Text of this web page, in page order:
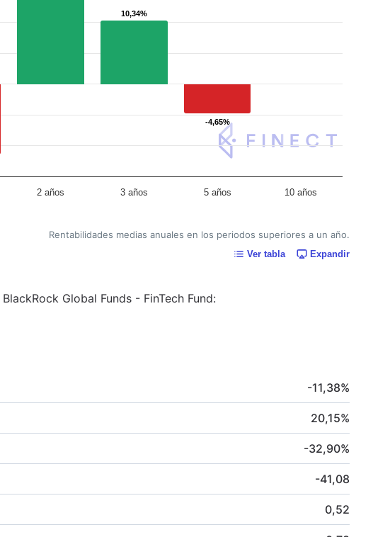
10,34%
10,34%
-4,65%
-4,65%
2 años 3 años 5 años 10 años
Rentabilidades medias anuales en los periodos superiores a un año.
Ver tabla Expandir
Global Funds - FinTech Fund:
-11,38%
20,15%
-32,90%
-41,08
0,52